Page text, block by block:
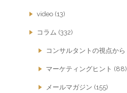
video (13)
コラム (332)
コンサルタントの視点から
マーケティングヒント (88)
メールマガジン (155)